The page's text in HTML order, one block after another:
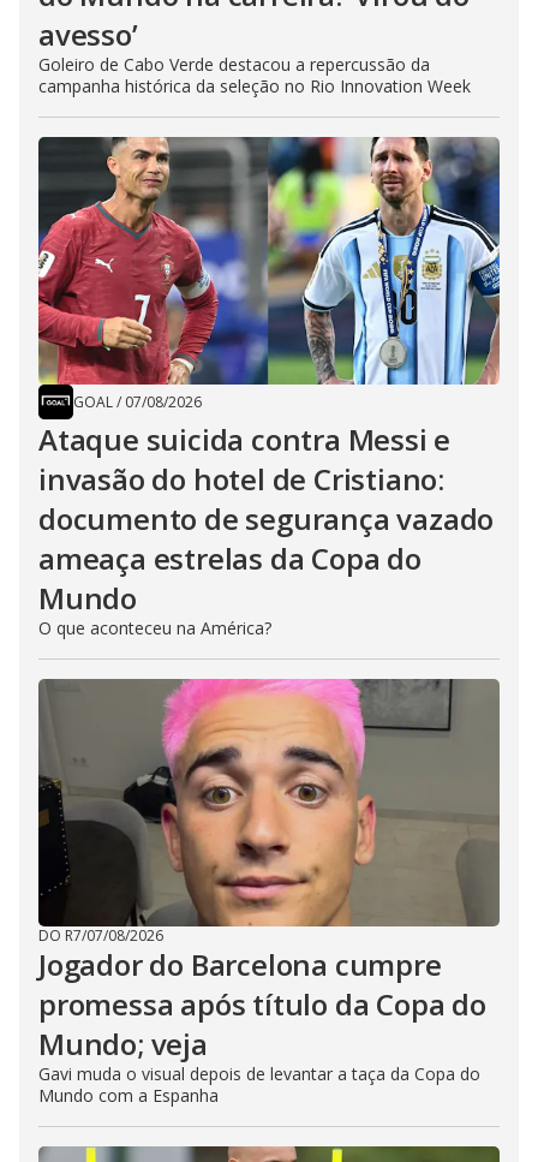
avesso’
Goleiro de Cabo Verde destacou a repercussão da
campanha histórica da seleção no Rio Innovation Week
GOAL/ 07/08/2026
Ataque suicida contra Messi e
invasão do hotel de Cristiano:
documento de segurança vazado
ameaça estrelas da Copa do
Mundo
O que aconteceu na América?
DO R7/07/08/2026
Jogador do Barcelona cumpre
promessa após título da Copa do
Mundo; veja
Gavi muda o visual depois de levantar a taça da Copa do
Mundo com a Espanha